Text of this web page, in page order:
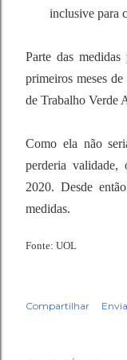
inclusive para
Parte das
primeiros meses
de Trabalho Verde
Como ela não
perderia
2020. Desde
medidas.
Fonte: UOL
Compartilhar